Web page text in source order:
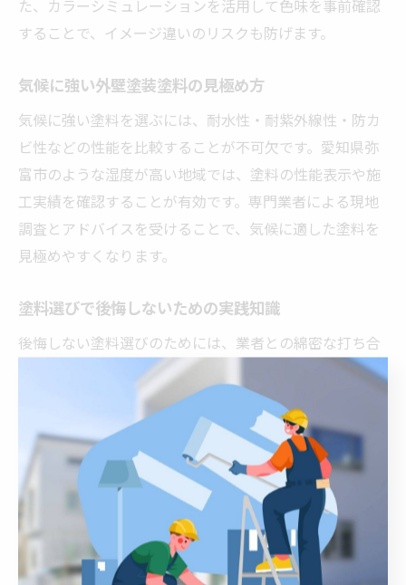
た、カラーシミュレーションを活用して色味を事前確認
することで、イメージ違いのリスクも防げます。
気候に強い外壁塗装塗料の見極め方
気候に強い塗料を選ぶには、耐水性・耐紫外線性・防カ
ビ性などの性能を比較することが不可欠です。愛知県弥
富市のような湿度が高い地域では、塗料の性能表示や施
工実績を確認することが有効です。専門業者による現地
調査とアドバイスを受けることで、気候に適した塗料を
見極めやすくなります。
塗料選びで後悔しないための実践知識
後悔しない塗料選びのためには、業者との綿密な打ち合
わせや、事前のカラーシミュレーション活用が有効で
す。さらに、塗料のカタログや仕様書を確認し、保証内
容やアフターフォロー体制も重視しましょう。実際の現
場での塗装サンプルを確認することで、納得のいく仕上
がりを目指せます。
後悔しない外壁塗装のポイントを